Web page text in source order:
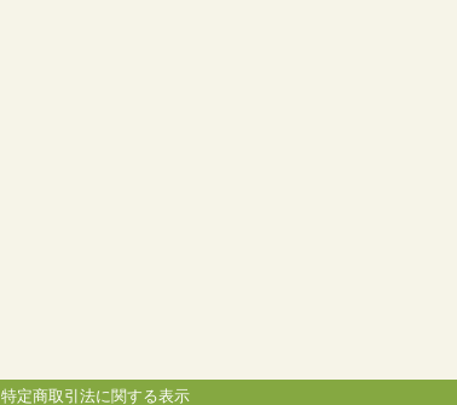
特定商取引法に関する表示